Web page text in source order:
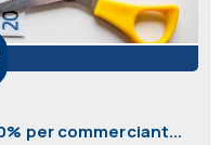
per commerciant...